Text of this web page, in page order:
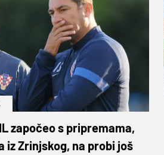
započeo s pripremama,
iz Zrinjskog, na probi još